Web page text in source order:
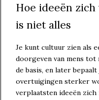
Hoe ideeën
is niet alles
Je kunt cultuur zien als
doorgeven van mens tot
de basis, en later
overtuigingen sterker
verplaatsten ideeën zich